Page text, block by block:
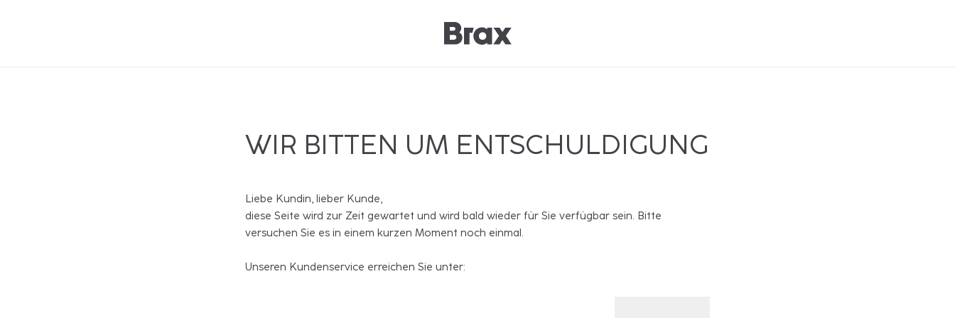
WIR BITTEN UM ENTSCHULDIGUNG
Liebe Kundin, lieber Kunde,
diese Seite wird zur Zeit gewartet und wird bald wieder für Sie verfügbar sein. Bitte
versuchen Sie es in einem kurzen Moment noch einmal.
Unseren Kundenservice erreichen Sie unter: